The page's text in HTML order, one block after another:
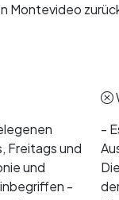
Montevideo
Freitags und
und
-
-